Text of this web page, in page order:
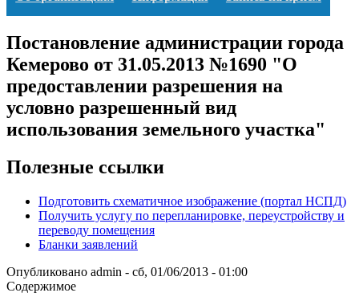
Постановление администрации города
Кемерово от 31.05.2013 №1690 "О
предоставлении разрешения на
условно разрешенный вид
использования земельного участка"
Полезные ссылки
Подготовить схематичное изображение (портал НСПД)
Получить услугу по перепланировке, переустройству и
переводу помещения
Бланки заявлений
Опубликовано admin - сб, 01/06/2013 - 01:00
Содержимое